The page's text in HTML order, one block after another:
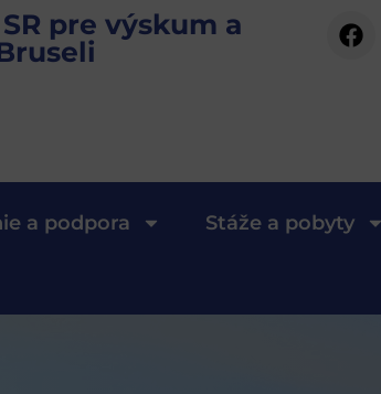
pre výskum a
a podpora Stáže a pobyty